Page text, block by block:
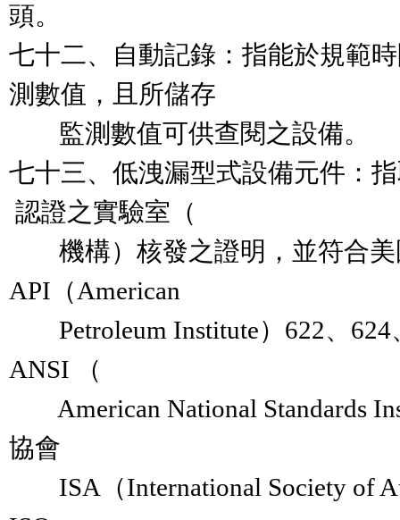
頭。
七十二、自動記錄：指能於規範
測數值，且所儲存
監測數值可供查閱之設備。
七十三、低洩漏型式設備元件：
認證之實驗室（
機構）核發之證明，並符合美
API（American
Petroleum Institute）622、624
ANSI （
American National Standards
協會
ISA（International Society of